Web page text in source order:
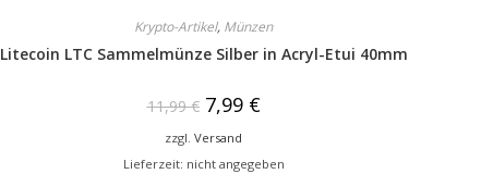
Krypto-Artikel, Münzen
Litecoin LTC Sammelmünze Silber in Acryl-Etui 40mm
11,99€ 7,99 €
zzgl.Versand
Lieferzeit: nicht angegeben